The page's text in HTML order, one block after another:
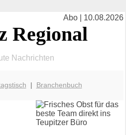
Abo | 10.08.2026
Regional
Nachrichten
| Branchenbuch